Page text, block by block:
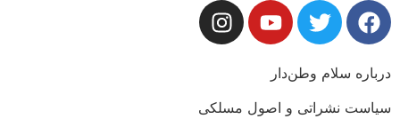
درباره سلام وطن‌دار
سیاست نشراتی و اصول مسلکی